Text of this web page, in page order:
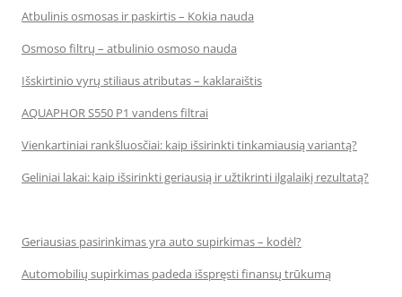
Atbulinis osmosas ir paskirtis – Kokia nauda
Osmoso filtrų – atbulinio osmoso nauda
Išskirtinio vyrų stiliaus atributas – kaklaraištis
AQUAPHOR S550 P1 vandens filtrai
Vienkartiniai rankšluosčiai: kaip išsirinkti tinkamiausią variantą?
Geliniai lakai: kaip išsirinkti geriausią ir užtikrinti ilgalaikį rezultatą?
Geriausias pasirinkimas yra auto supirkimas – kodėl?
Automobilių supirkimas padeda išspręsti finansų trūkumą